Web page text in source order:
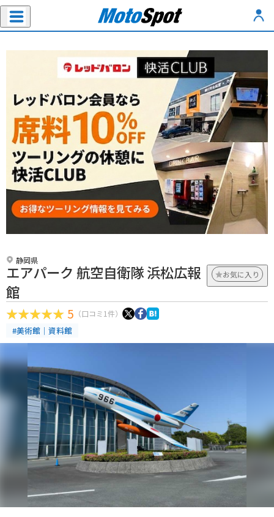
静岡県
エアパーク 航空自衛隊 浜松広報
館
お気に入り
5 （口コミ1件）
#美術館｜資料館